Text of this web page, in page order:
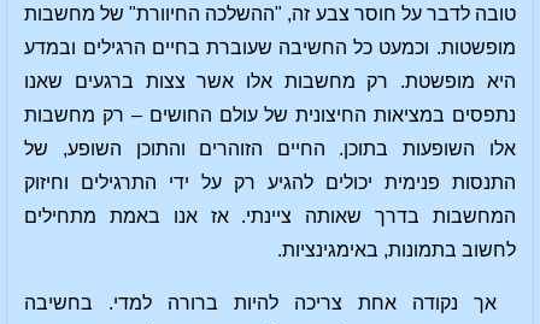
טובה לדבר על חוסר צבע זה, "ההשלכה החיוורת" של מחשבות
מופשטות. וכמעט כל החשיבה שעוברת בחיים הרגילים ובמדע
היא מופשטת. רק מחשבות אלו אשר צצות ברגעים שאנו
נתפסים במציאות החיצונית של עולם החושים – רק מחשבות
אלו השופעות בתוכן. החיים הזוהרים והתוכן השופע, של
התנסות פנימית יכולים להגיע רק על ידי התרגילים וחיזוק
המחשבות בדרך שאותה ציינתי. אז אנו באמת מתחילים
לחשוב בתמונות, באימגינציות.
אך נקודה אחת צריכה להיות ברורה למדי. בחשיבה